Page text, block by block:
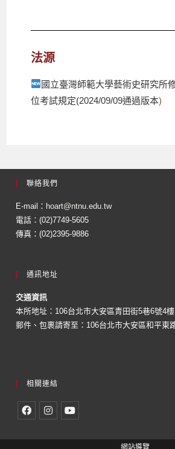
法源
國立臺灣師範大學藝術史研究所
位考試規定(2024/09/09通過版本)
聯絡我們
E-mail： hoart@ntnu.edu.tw
電話：(02)7749-5605
傳真：(02)2395-9886
通訊地址
交通資訊
本所地址：106台北市大安區青田街5巷6號4樓
郵件、包裹請寄至：106台北市大安區和平東
相關連結
網站導覽